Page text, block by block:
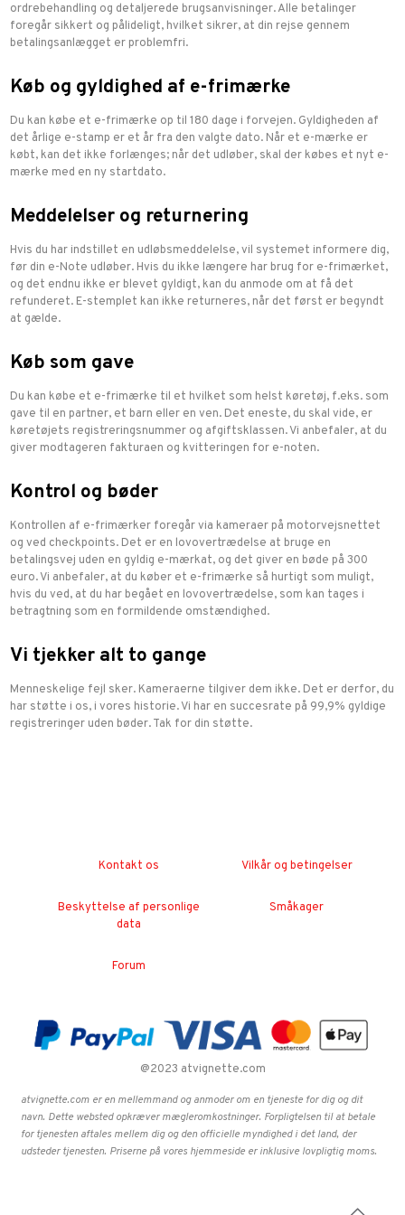
ordrebehandling og detaljerede brugsanvisninger. Alle betalinger
foregår sikkert og pålideligt, hvilket sikrer, at din rejse gennem
betalingsanlægget er problemfri.
Køb og gyldighed af e-frimærke
Du kan købe et e-frimærke op til 180 dage i forvejen. Gyldigheden af
det årlige e-stamp er et år fra den valgte dato. Når et e-mærke er
købt, kan det ikke forlænges; når det udløber, skal der købes et nyt e-
mærke med en ny startdato.
Meddelelser og returnering
Hvis du har indstillet en udløbsmeddelelse, vil systemet informere dig,
før din e-Note udløber. Hvis du ikke længere har brug for e-frimærket,
og det endnu ikke er blevet gyldigt, kan du anmode om at få det
refunderet. E-stemplet kan ikke returneres, når det først er begyndt
at gælde.
Køb som gave
Du kan købe et e-frimærke til et hvilket som helst køretøj, f.eks. som
gave til en partner, et barn eller en ven. Det eneste, du skal vide, er
køretøjets registreringsnummer og afgiftsklassen. Vi anbefaler, at du
giver modtageren fakturaen og kvitteringen for e-noten.
Kontrol og bøder
Kontrollen af e-frimærker foregår via kameraer på motorvejsnettet
og ved checkpoints. Det er en lovovertrædelse at bruge en
betalingsvej uden en gyldig e-mærkat, og det giver en bøde på 300
euro. Vi anbefaler, at du køber et e-frimærke så hurtigt som muligt,
hvis du ved, at du har begået en lovovertrædelse, som kan tages i
betragtning som en formildende omstændighed.
Vi tjekker alt to gange
Menneskelige fejl sker. Kameraerne tilgiver dem ikke. Det er derfor, du
har støtte i os, i vores historie. Vi har en succesrate på 99,9% gyldige
registreringer uden bøder. Tak for din støtte.
Kontakt os Vilkår og betingelser
Beskyttelse af personlige
data
Småkager
Forum
@2023 atvignette.com
atvignette.com er en mellemmand og anmoder om en tjeneste for dig og dit
navn. Dette websted opkræver mægleromkostninger. Forpligtelsen til at betale
for tjenesten aftales mellem dig og den officielle myndighed i det land, der
udsteder tjenesten. Priserne på vores hjemmeside er inklusive lovpligtig moms.